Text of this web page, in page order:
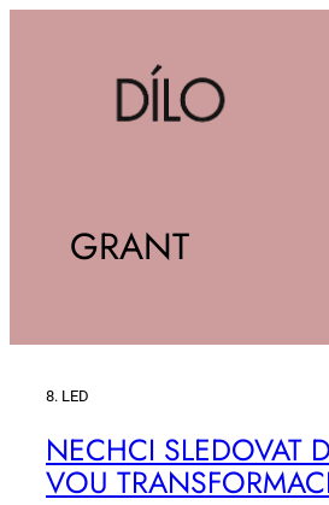
GRANT
8. LED
NE­CHCI SLE­DO­VAT
VOU TRANS­FOR­MA­CI